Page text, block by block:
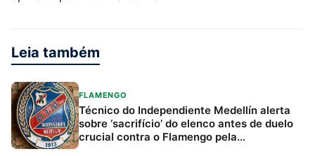
Leia também
FLAMENGO
Técnico do Independiente Medellín alerta
sobre ‘sacrifício’ do elenco antes de duelo
crucial contra o Flamengo pela